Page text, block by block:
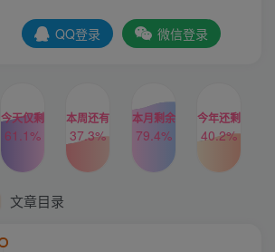
QQ登录 微信登录
今天仅剩
61.1%
本周还有
37.3%
本月剩余
79.4%
今年还剩
40.2%
文章目录